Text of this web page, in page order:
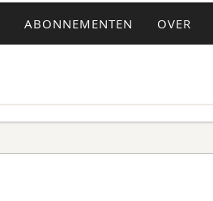
ABONNEMENTEN OVER